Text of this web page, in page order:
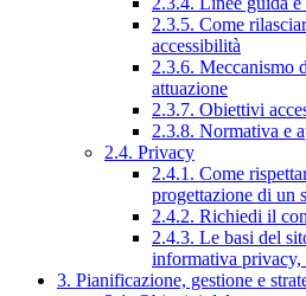
2.3.5. Come
accessibilità
2.3.6. Meccanismo
attuazione
2.3.7. Obiettivi
2.3.8. Normativa e
2.4. Privacy
2.4.1. Come
progettazione di un
2.4.2. Richiedi il
2.4.3. Le basi del
informativa
3. Pianificazione, gestione e